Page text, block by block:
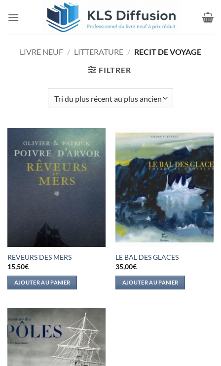
LIVRE NEUF / LITTERATURE / RECIT DE VOYAGE
FILTRER
REVEURS DES MERS
15,50€
AJOUTER AU PANIER
LE BAL DES GLACES
35,00€
AJOUTER AU PANIER